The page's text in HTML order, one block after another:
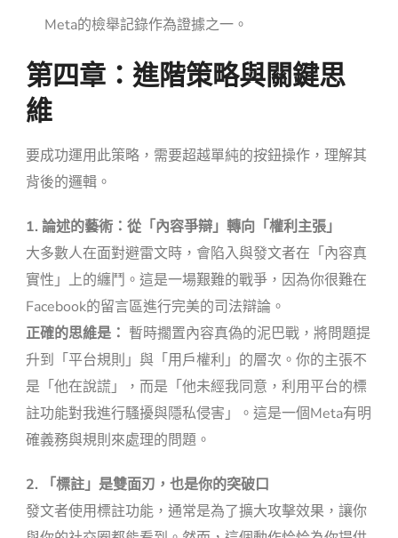
Meta的檢舉記錄作為證據之一。
第四章：進階策略與關鍵思
維
要成功運用此策略，需要超越單純的按鈕操作，理解其
背後的邏輯。
1. 論述的藝術：從「內容爭辯」轉向「權利主張」
大多數人在面對避雷文時，會陷入與發文者在「內容真
實性」上的纏鬥。這是一場艱難的戰爭，因為你很難在
Facebook的留言區進行完美的司法辯論。
正確的思維是： 暫時擱置內容真偽的泥巴戰，將問題提
升到「平台規則」與「用戶權利」的層次。你的主張不
是「他在說謊」，而是「他未經我同意，利用平台的標
註功能對我進行騷擾與隱私侵害」。這是一個Meta有明
確義務與規則來處理的問題。
2. 「標註」是雙面刃，也是你的突破口
發文者使用標註功能，通常是為了擴大攻擊效果，讓你